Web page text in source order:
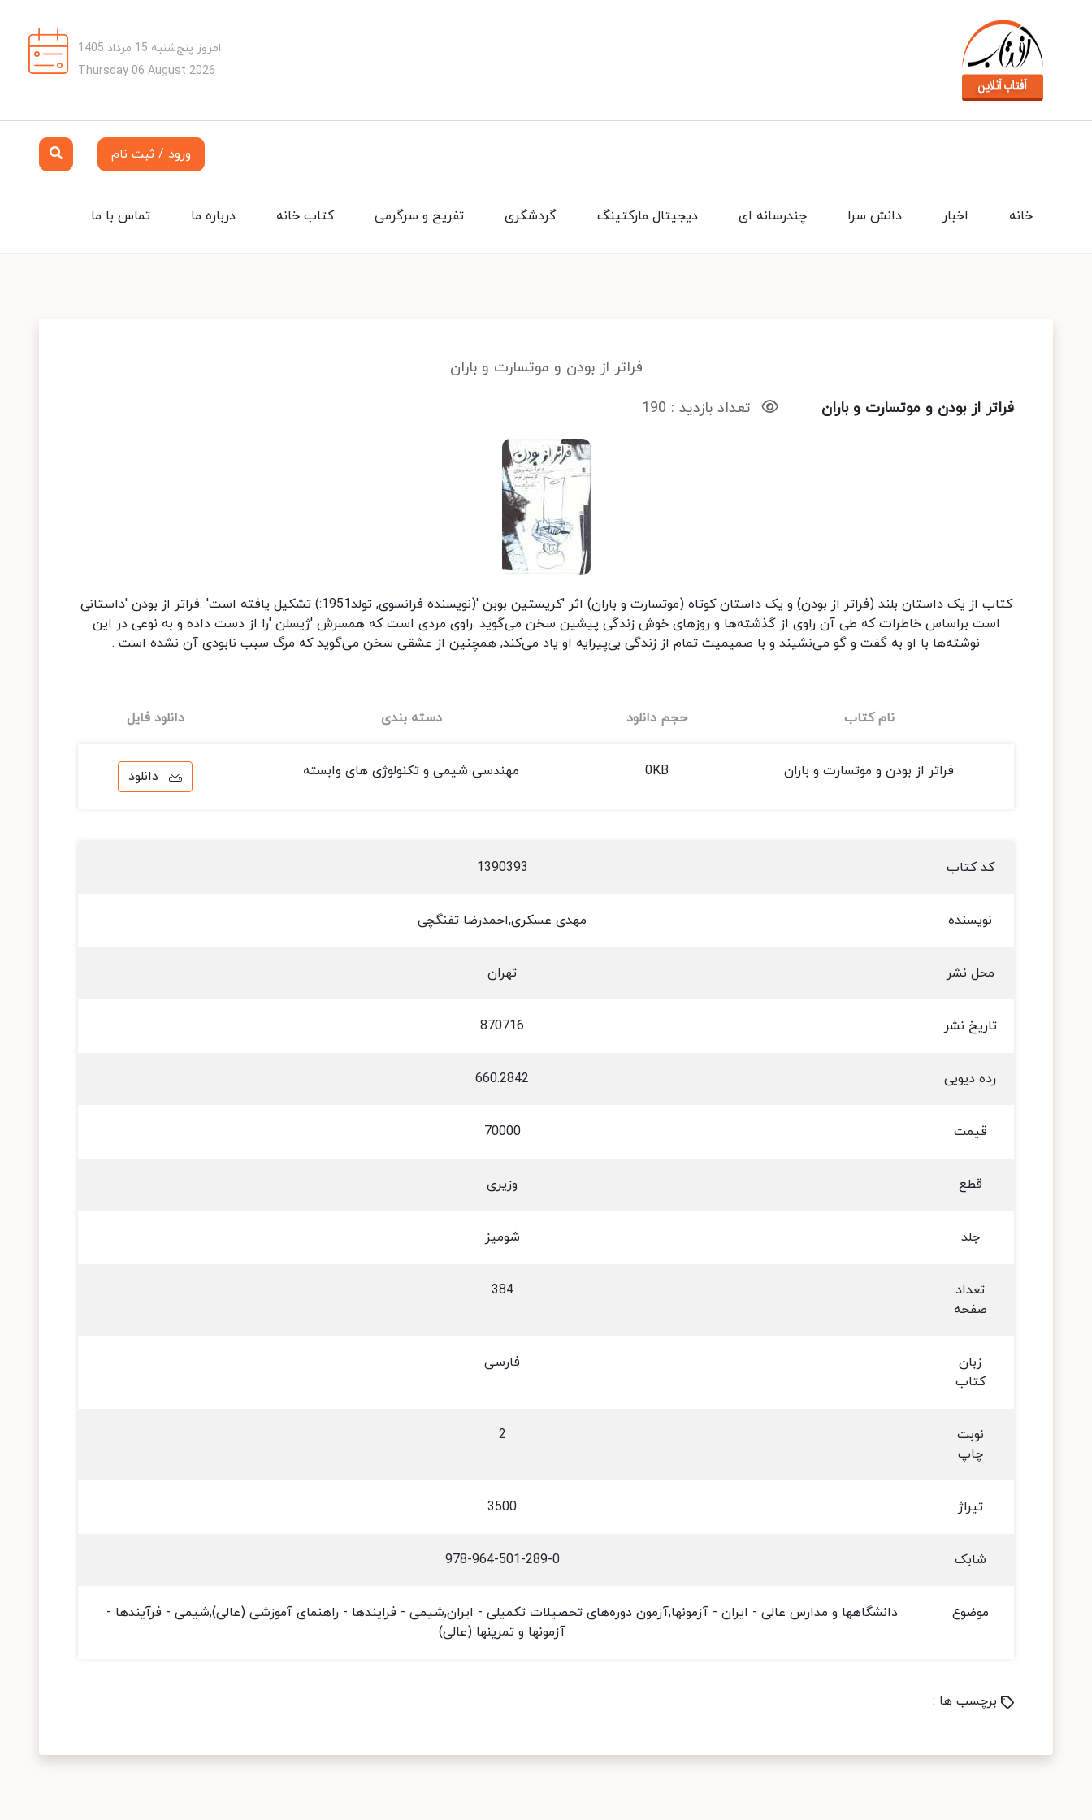
امروز پنج‌شنبه 15 مرداد 1405
Thursday 06 August 2026
ورود / ثبت نام
تماس با ما درباره ما کتاب خانه تفریح و سرگرمی گردشگری دیجیتال مارکتینگ چندرسانه ای دانش سرا اخبار خانه
فراتر از بودن و موتسارت و باران
فراتر از بودن و موتسارت و باران
تعداد بازدید : 190
کتاب از یک داستان بلند (فراتر از بودن) و یک داستان کوتاه (موتسارت و باران) اثر 'کریستین بوبن '(نویسنده فرانسوی, تولد1951:) تشکیل یافته است' .فراتر از بودن 'داستانی
است براساس خاطرات که طی آن راوی از گذشته‌ها و روزهای خوش زندگی پیشین سخن می‌گوید .راوی مردی است که همسرش 'ژیسلن 'را از دست داده و به نوعی در این
نوشته‌ها با او به گفت و گو می‌نشیند و با صمیمیت تمام از زندگی بی‌پیرایه او یاد می‌کند, همچنین از عشقی سخن می‌گوید که مرگ سبب نابودی آن نشده است .
نام کتاب حجم دانلود دسته بندی دانلود فایل
فراتر از بودن و موتسارت و باران 0KB مهندسی شیمی و تکنولوژی های وابسته دانلود
کد کتاب 1390393
نویسنده مهدی عسکری,احمدرضا تفنگچی
محل نشر تهران
تاریخ نشر 870716
رده دیویی 660.2842
قیمت 70000
قطع وزیری
جلد شومیز
تعداد
صفحه
384
زبان
کتاب
فارسی
نوبت
چاپ
2
تیراژ 3500
شابک 978-964-501-289-0
موضوع
دانشگاهها و مدارس عالی - ایران - آزمونها,آزمون دوره‌های تحصیلات تکمیلی - ایران,شیمی - فرایندها - راهنمای آموزشی (عالی),شیمی - فرآیندها -
آزمونها و تمرینها (عالی)
برچسب ها :